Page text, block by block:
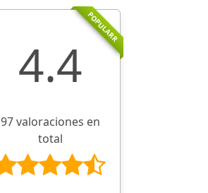
POPULARR
4.4
97 valoraciones en
total